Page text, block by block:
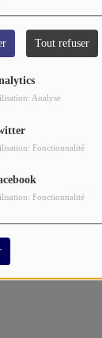
Tout refuser
Analyse
Fonctionnalité
Fonctionnalité